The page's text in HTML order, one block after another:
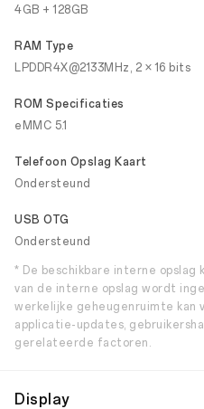
4GB + 128GB
RAM Type
LPDDR4X@2133MHz, 2 × 16 bits
ROM Specificaties
eMMC 5.1
Telefoon Opslag Kaart
Ondersteund
USB OTG
Ondersteund
* De beschikbare interne opslag
van de interne opslag wordt
werkelijke geheugenruimte kan
applicatie-updates,
gerelateerde factoren.
Display